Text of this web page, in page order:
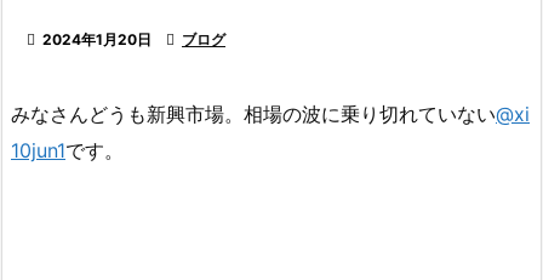
 2024年1月20日  ブログ
みなさんどうも新興市場。相場の波に乗り切れていない@xi
10jun1です。